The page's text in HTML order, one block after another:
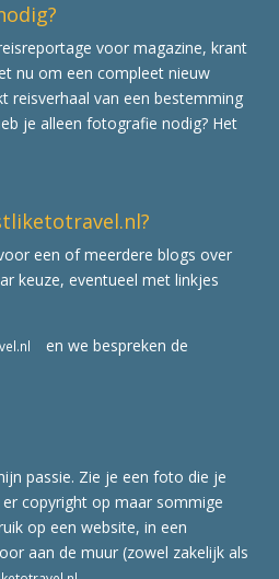
voor magazine, krant
nu om een compleet nieuw
reisverhaal van een bestemming
je alleen fotografie nodig? Het
een of meerdere blogs over
keuze, eventueel met linkjes
en we bespreken de
passie. Zie je een foto die je
copyright op maar sommige
op een website, in een
aan de muur (zowel zakelijk als